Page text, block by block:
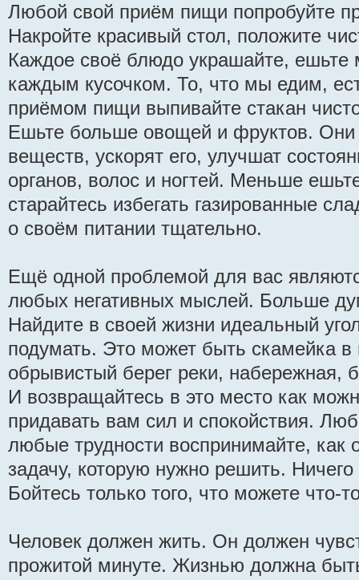
Любой свой приём пищи попробуйте
Накройте красивый стол, положите
Каждое своё блюдо украшайте, ешьте
каждым кусочком. То, что мы едим,
приёмом пищи выпивайте стакан
Ешьте больше овощей и фруктов.
веществ, ускорят его, улучшат
органов, волос и ногтей. Меньше
старайтесь избегать газированные
о своём питании тщательно.
Ещё одной проблемой для вас
любых негативных мыслей. Больше
Найдите в своей жизни идеальный
подумать. Это может быть скамейка в
обрывистый берег реки, набережная,
И возвращайтесь в это место как
придавать вам сил и спокойствия.
любые трудности воспринимайте, как
задачу, которую нужно решить. Ничего
Бойтесь только того, что можете что-
Человек должен жить. Он должен
прожитой минуте. Жизнью должна